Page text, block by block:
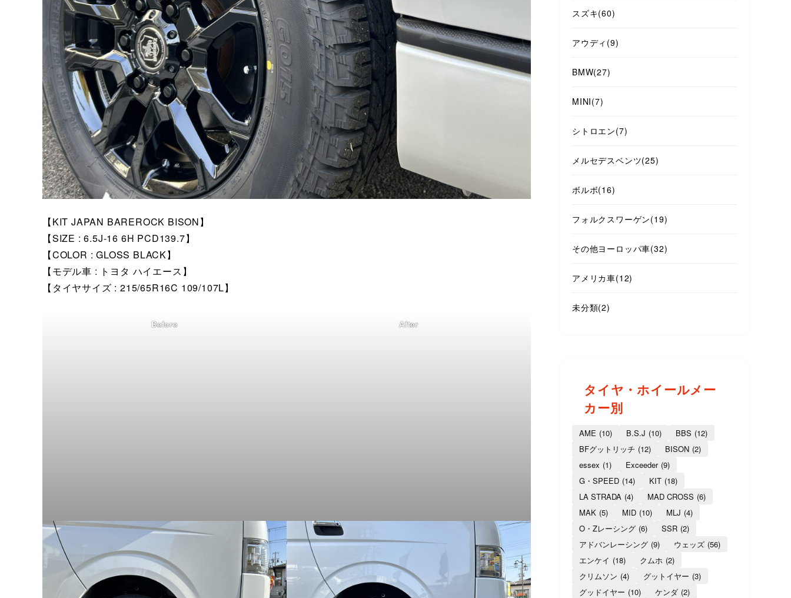
【KIT JAPAN BAREROCK BISON】
【SIZE : 6.5J-16 6H PCD139.7】
【COLOR : GLOSS BLACK】
【モデル車 : トヨタ ハイエース】
【タイヤサイズ : 215/65R16C 109/107L】
Before After
スズキ(60)
アウディ (9)
BMW(27)
MINI(7)
シトロエン(7)
メルセデスベンツ(25)
ボルボ(16)
フォルクスワーゲン(19)
その他ヨーロッパ車(32)
アメリカ車(12)
未分類(2)
タイヤ・ホイールメー
カー別
AME (10) B.S.J (10) BBS (12)
BFグットリッチ (12) BISON (2)
essex (1) Exceeder (9)
G・SPEED (14) KIT (18)
LA STRADA (4) MAD CROSS (6)
MAK (5) MID (10) MLJ (4)
O・Zレーシング (6) SSR (2)
アドバンレーシング (9) ウェッズ (56)
エンケイ (18) クムホ (2)
クリムソン (4) グットイヤー (3)
グッドイヤー (10) ケンダ (2)